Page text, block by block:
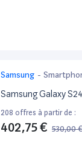
Samsung -
Samsung Galaxy
208 offres à partir de :
402,75 € 530,00